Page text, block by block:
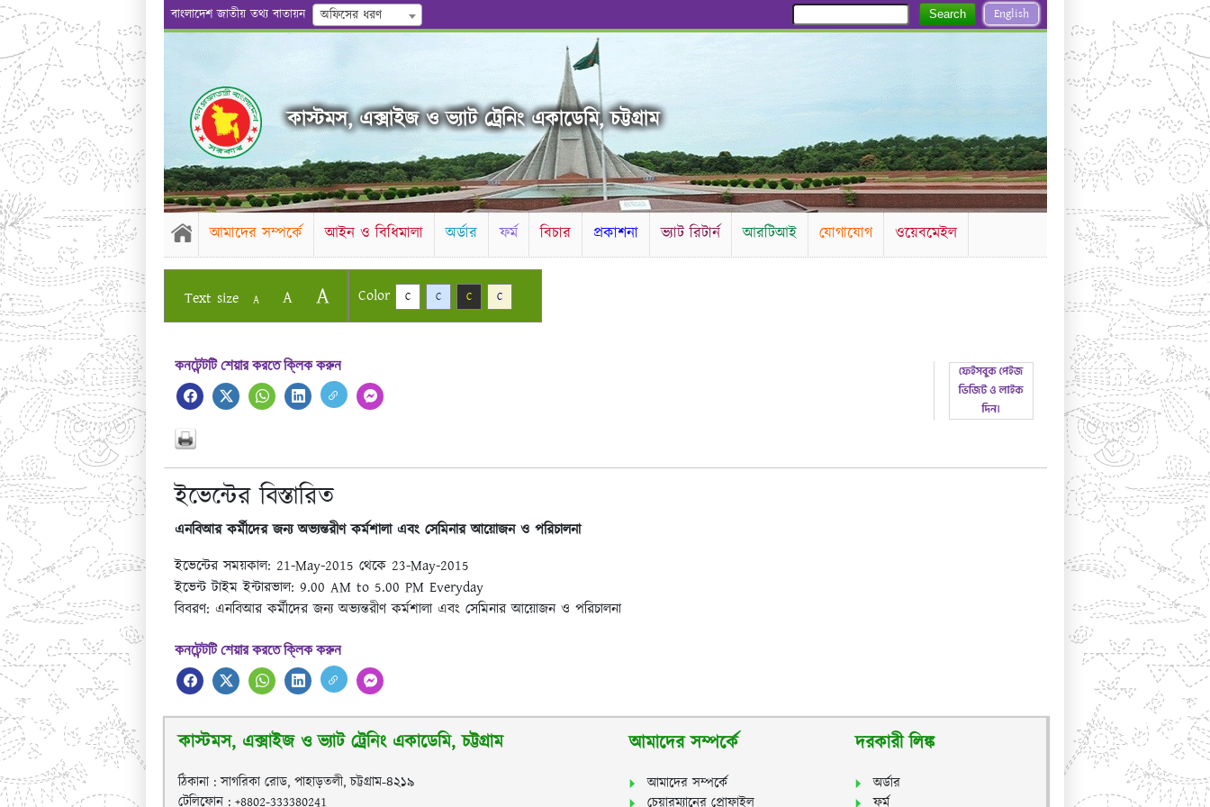
বাংলাদেশ জাতীয় তথ্য বাতায়ন অফিসের ধরণ English
Search
কাস্টমস, এক্সাইজ ও ভ্যাট ট্রেনিং একাডেমি, চট্টগ্রাম
আমাদের সম্পর্কে আইন ও বিধিমালা অর্ডার ফর্ম বিচার প্রকাশনা ভ্যাট রিটার্ন আরটিআই যোগাযোগ ওয়েবমেইল
Text size A A A Color C C C C
কনটেন্টটি শেয়ার করতে ক্লিক করুন
ইভেন্টের বিস্তারিত
এনবিআর কর্মীদের জন্য অভ্যন্তরীণ কর্মশালা এবং সেমিনার আয়োজন ও পরিচালনা
ইভেন্টের সময়কাল: 21-May-2015 থেকে 23-May-2015
ইভেন্ট টাইম ইন্টারভাল: 9.00 AM to 5.00 PM Everyday
বিবরণ: এনবিআর কর্মীদের জন্য অভ্যন্তরীণ কর্মশালা এবং সেমিনার আয়োজন ও পরিচালনা
কনটেন্টটি শেয়ার করতে ক্লিক করুন
কাস্টমস, এক্সাইজ ও ভ্যাট ট্রেনিং একাডেমি, চট্টগ্রাম
ঠিকানা : সাগরিকা রোড, পাহাড়তলী, চট্টগ্রাম-৪২১৯
টেলিফোন : +8802-333380241
আমাদের সম্পর্কে
আমাদের সম্পর্কে
চেয়ারম্যানের প্রোফাইল
দরকারী লিঙ্ক
অর্ডার
ফর্ম